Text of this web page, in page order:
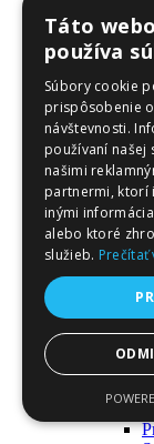
Domáci
Táto
používa
Súbory cookie
prispôsobenie
návštevnosti.
používaní našej
našimi
partnermi, ktorí
inými
alebo ktoré
služieb. Prečítať